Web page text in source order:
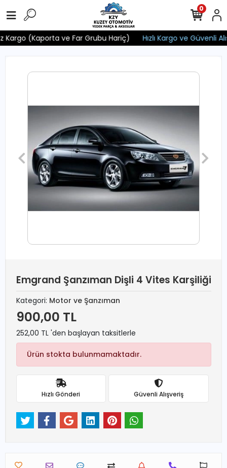
Kargo (Kaporta ve Far Grubu Hariç) Hızlı Kargo ve Güvenli
0
Emgrand Şanzıman Dişli 4 Vites Karşiliği
Kategori: Motor ve Şanzıman
900,00 TL
252,00 TL 'den başlayan taksitlerle
Ürün stokta bulunmamaktadır.
Hızlı Gönderi Güvenli Alışveriş